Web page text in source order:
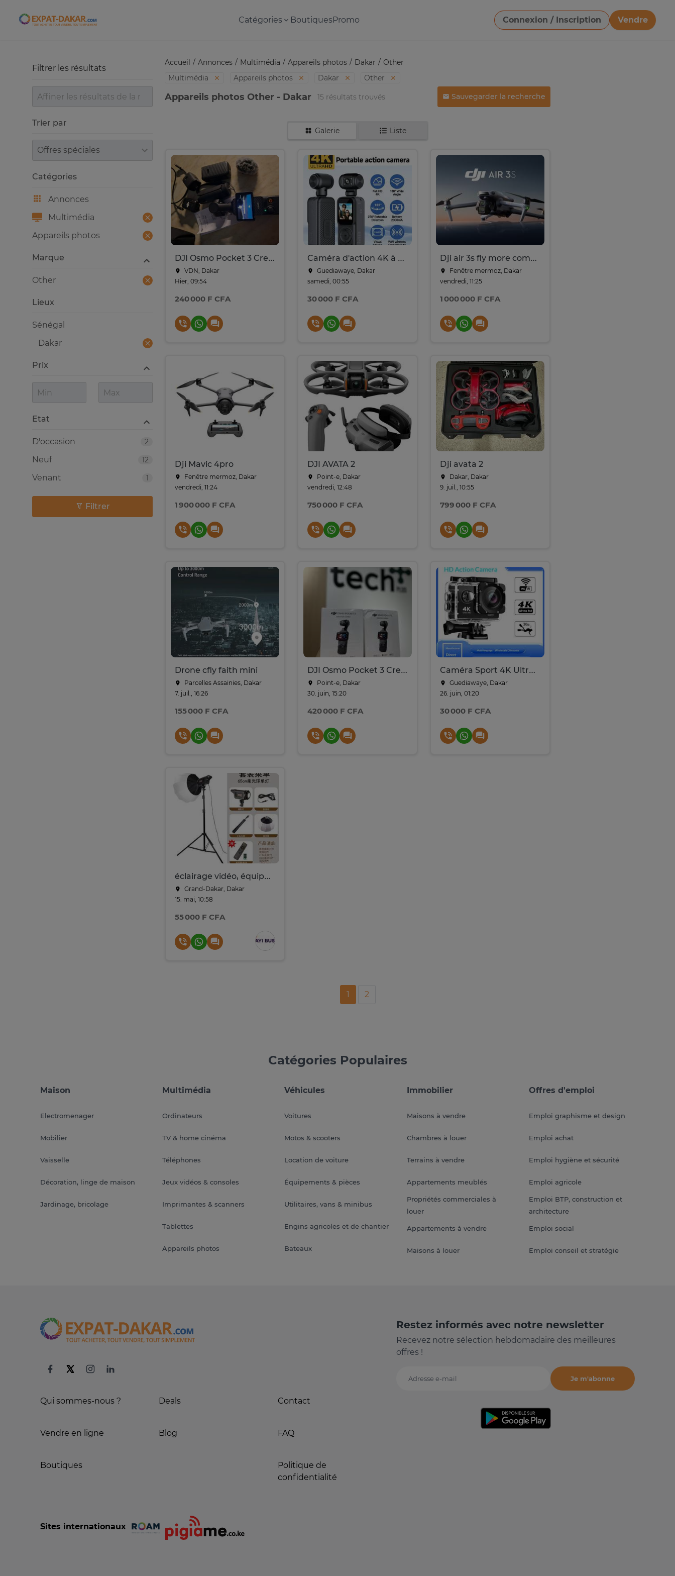
Expat-Dakar Catégories BoutiquesPromo Connexion / Inscription
Vendre
Télécharger une image
Accueil Annonces Multimédia Appareils photos Dakar
Other
Multimédia
Appareils photos Dakar Other
Appareils photos Other - Dakar 15 résultats trouvés Sauvegarder la recherche
Galerie Liste
DJI Osmo Pocket 3 Creator Combo
VDN, Dakar
Hier, 09:54
240 000 F CFA
Caméra d'action 4K à succès, Full HD YDH-Q5 2026
Guediawaye, Dakar
samedi, 00:55
30 000 F CFA
Dji air 3s fly more combo
Fenêtre mermoz, Dakar
vendredi, 11:25
1 000 000 F CFA
Dji Mavic 4pro
Fenêtre mermoz, Dakar
vendredi, 11:24
1 900 000 F CFA
DJI AVATA 2
Point-e, Dakar
vendredi, 12:48
750 000 F CFA
Dji avata 2
Dakar, Dakar
9. juil., 10:55
799 000 F CFA
Drone cfly faith mini
Parcelles Assainies, Dakar
7. juil., 16:26
155 000 F CFA
DJI Osmo Pocket 3 Creator Combo
Point-e, Dakar
30. juin, 15:20
420 000 F CFA
Caméra Sport 4K Ultra HD Wi-Fi Étanche
Guediawaye, Dakar
26. juin, 01:20
30 000 F CFA
éclairage vidéo, équipement de Studio pour appareil Photo
Grand-Dakar, Dakar
15. mai, 10:58
55 000 F CFA
1 2
Filtrer les résultats
Trier par
Trier par
Catégories
Annonces
Multimédia
Appareils photos
Lieux
Sénégal
Dakar
Prix
Etat
2
D'occasion
12
Neuf
1
Venant
Marque
Other
Filtrer
Catégories Populaires
Maison
Electromenager
Mobilier
Vaisselle
Décoration, linge de maison
Jardinage, bricolage
Multimédia
Ordinateurs
TV & home cinéma
Téléphones
Jeux vidéos & consoles
Imprimantes & scanners
Tablettes
Appareils photos
Véhicules
Voitures
Motos & scooters
Location de voiture
Équipements & pièces
Utilitaires, vans & minibus
Engins agricoles et de chantier
Bateaux
Immobilier
Maisons à vendre
Chambres à louer
Terrains à vendre
Appartements meublés
Propriétés commerciales à
louer
Appartements à vendre
Maisons à louer
Offres d'emploi
Emploi graphisme et design
Emploi achat
Emploi hygiène et sécurité
Emploi agricole
Emploi BTP, construction et
architecture
Emploi social
Emploi conseil et stratégie
Qui sommes-nous ?
Vendre en ligne
Boutiques
Deals
Blog
Contact
FAQ
Politique de
confidentialité
Restez informés avec notre newsletter
Recevez notre sélection hebdomadaire des meilleures
offres !
Adresse e-mail
Je m'abonne
Sites internationaux